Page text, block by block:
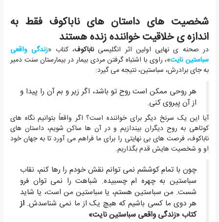
شخصیت های داستان های ناباکوف فقط به
اندازه ی خلاقیت خواننده زنده هستند
در صحنه ی نهایی اولین اثر انگلیسیناباکوف، کتاب «زندگی واقعی
سباستین نایت»، راوی با اشتباه گرفتن مردی بیمار در بیمارستان سنت دمیر
به جای برادرش، سباستین، نتیجه می گیرد:
هر روحی ممکن است روح تو باشد، اگر زیر و بم آن را پیدا و
از آن پیروی کنی.
آیا این یک سرنخ دیگر برای خواننده است؟ اگر واقعاً بتوانیم نگاه های
کوتاهی به روح دیگران بیندازیم و در آن ها ساکن شویم، داستان های
ناباکوف، فرصت های بی نهایتی را برای ما فراهم می آورد تا به جهان خود
او و شخصیت هایش قدم بگذاریم.
چون با تمام کوششم نمی توانم نقش خودم را رها کنم، نقاب
سباستین به چهره ام چسبیده. شباهت را نمی توان فرو
شست. من سباستین هستم، یا سباستین من است، یا شاید
هر دوی ما کسی باشیم که هیچ یک از ما نمی شناسدش. از
کتاب «زندگی واقعی سباستین نایت»